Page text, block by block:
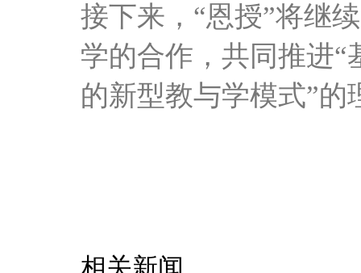
接下来， “恩授”将继
学的合作，共同推进
的新型教与学模式”